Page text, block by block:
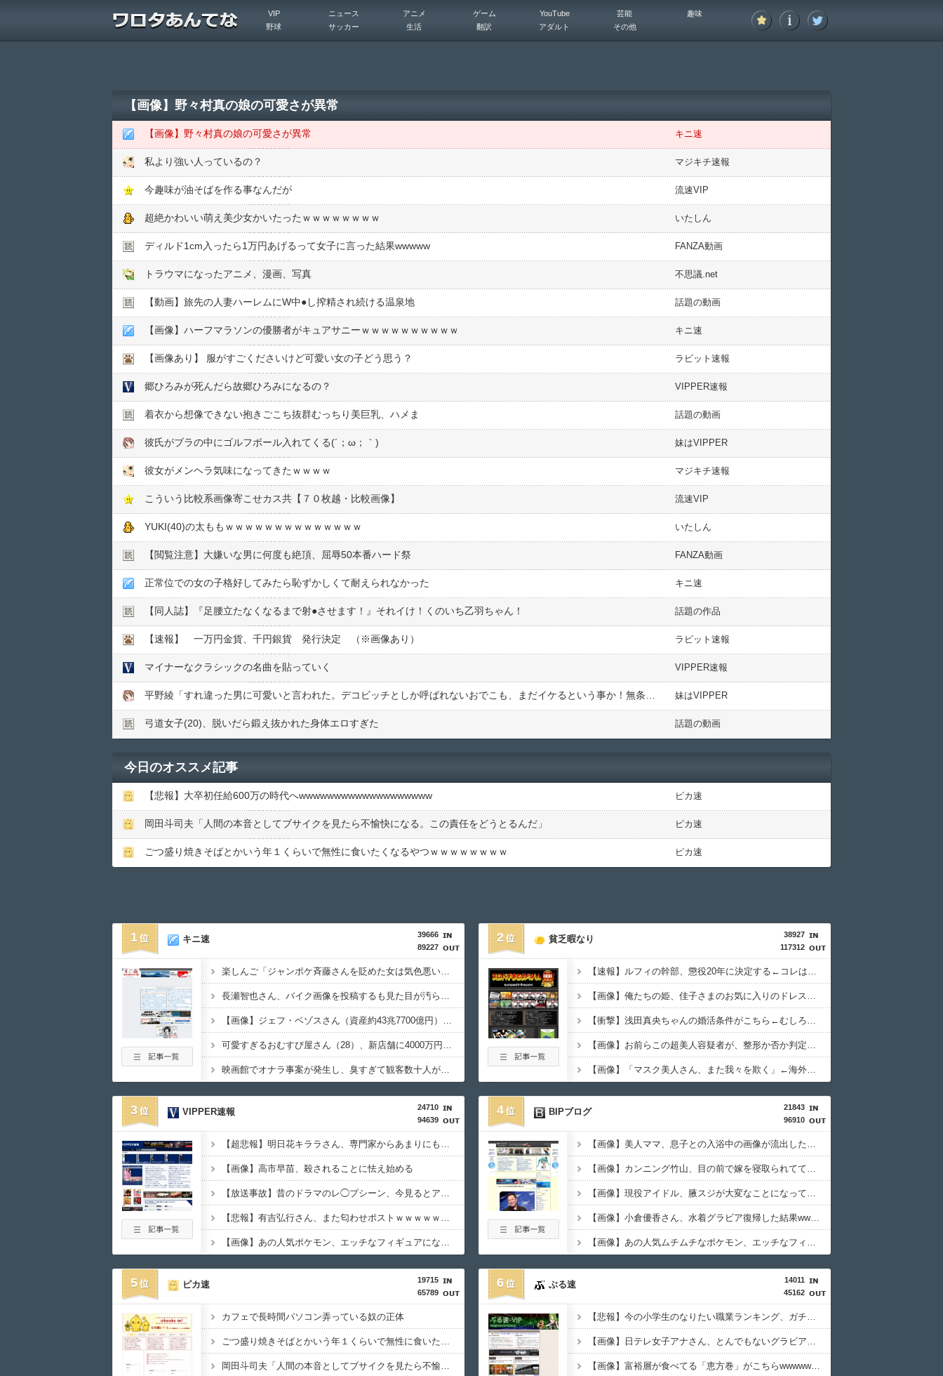
VIP ニュース アニメ ゲーム YouTube 芸能
趣味
野球
サッカー 生活 翻訳 アダルト その他
【画像】野々村真の娘の可愛さが異常
【画像】野々村真の娘の可愛さが異常 キニ速
私より強い人っているの？ マジキチ速報
今趣味が油そばを作る事なんだが 流速VIP
超絶かわいい萌え美少女かいたったｗｗｗｗｗｗｗｗ いたしん
ディルド1cm入ったら1万円あげるって女子に言った結果wwwww FANZA動画
トラウマになったアニメ、漫画、写真 不思議.net
【動画】旅先の人妻ハーレムにW中●︎し搾精され続ける温泉地 話題の動画
【画像】ハーフマラソンの優勝者がキュアサニーｗｗｗｗｗｗｗｗｗｗ キニ速
【画像あり】 服がすごくださいけど可愛い女の子どう思う？ ラビット速報
郷ひろみが死んだら故郷ひろみになるの？ VIPPER速報
着衣から想像できない抱きごこち抜群むっちり美巨乳、ハメま 話題の動画
彼氏がブラの中にゴルフボール入れてくる(´；ω；｀) 妹はVIPPER
彼女がメンヘラ気味になってきたｗｗｗｗ マジキチ速報
こういう比較系画像寄こせカス共【７０枚越・比較画像】 流速VIP
YUKI(40)の太ももｗｗｗｗｗｗｗｗｗｗｗｗｗｗ いたしん
【閲覧注意】大嫌いな男に何度も絶頂、屈辱50本番ハード祭 FANZA動画
正常位での女の子格好してみたら恥ずかしくて耐えられなかった キニ速
【同人誌】『足腰立たなくなるまで射●︎させます！』それイけ！くのいち乙羽ちゃん！ 話題の作品
【速報】 一万円金貨、千円銀貨 発行決定 （※画像あり） ラビット速報
マイナーなクラシックの名曲を貼っていく VIPPER速報
妹はVIPPER
弓道女子(20)、脱いだら鍛え抜かれた身体エロすぎた 話題の動画
今日のオススメ記事
【悲報】大卒初任給600万の時代へwwwwwwwwwwwwwwwwwww ピカ速
岡田斗司夫「人間の本音としてブサイクを見たら不愉快になる。この責任をどうとるんだ」 ピカ速
ごつ盛り焼きそばとかいう年１くらいで無性に食いたくなるやつｗｗｗｗｗｗｗｗ ピカ速
1
39666
89227
キニ速
楽しんご「ジャンポケ斉藤さんを貶めた女は気色悪いとか言ってる癖にフ●ラするとか口だけは素直なんだな！週刊誌から金もらってるだろ」
長瀬智也さん、バイク画像を投稿するも見た目が汚らしいとネットの女性たちから批判…謝罪
【画像】ジェフ・ベゾスさん（資産約43兆7700億円）の嫁がコチラｗｗｗｗｗ
可愛すぎるおむすび屋さん（28）、新店舗に4000万円クラファンした成功した結果弱男集団から叩かれてしまうｗｗｗｗ
映画館でオナラ事案が発生し、臭すぎて観客数十人が避難へｗｗｗｗｗｗｗ
2
38927
117312
貧乏暇なり
【速報】ルフィの幹部、懲役20年に決定する←コレは妥当か？？？？？？？
【画像】俺たちの姫、佳子さまのお気に入りのドレスがこちらです←コレは可愛過ぎるw w w w w w w w
【衝撃】浅田真央ちゃんの婚活条件がこちら←むしろコレは普通じゃね？w w w w w w w w
【画像】お前らこの超美人容疑者が、整形か否か判定して！！→画像がこちらw w w w w w w w w w
【画像】「マスク美人さん、また我々を欺く」←海外でも流行りだした結果がこちらw w w w w w w
3
24710
94639
VIPPER速報
【超悲報】明日花キララさん、専門家からあまりにも非情な一言を告げられる
【画像】高市早苗、殺されることに怯え始める
【放送事故】昔のドラマのレ◯プシーン、今見るとアウトすぎる・・・
【悲報】有吉弘行さん、また匂わせポストｗｗｗｗｗｗｗｗｗｗｗｗｗｗｗｗｗ
【画像】あの人気ポケモン、エッチなフィギュアになってしまう
4
21843
96910
BIPブログ
【画像】美人ママ、息子との入浴中の画像が流出した結果・・・
【画像】カンニング竹山、目の前で嫁を寝取られてて草wwwww
【画像】現役アイドル、腋スジが大変なことになってるwwww
【画像】小倉優香さん、水着グラビア復帰した結果wwwwwww
【画像】あの人気ムチムチなポケモン、エッチなフィギュアになる
5
19715
65789
ピカ速
カフェで長時間パソコン弄っている奴の正体
ごつ盛り焼きそばとかいう年１くらいで無性に食いたくなるやつｗｗｗｗｗｗｗｗ
岡田斗司夫「人間の本音としてブサイクを見たら不愉快になる。この責任をどうとるんだ」
6
14011
45162
ぶる速
【悲報】今の小学生のなりたい職業ランキング、ガチで終わる
【画像】日テレ女子アナさん、とんでもないグラビアを披露した結果・・・
【画像】富裕層が食べてる「恵方巻」がこちらwwwwwwwwwwwww